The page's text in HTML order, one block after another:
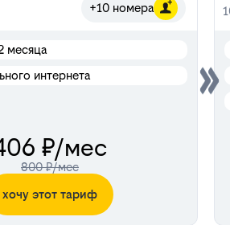
+10 номера
месяца
интернета
₽/мес
800 ₽/мес
хочу этот тариф